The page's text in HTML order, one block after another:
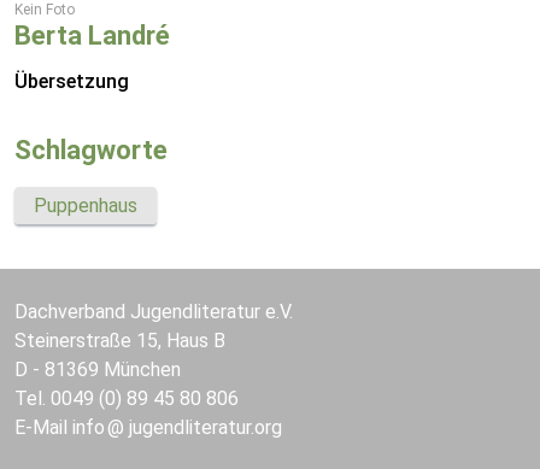
Kein Foto
Berta Landré
Übersetzung
Schlagworte
Puppenhaus
Dachverband Jugendliteratur e.V.
Steinerstraße 15, Haus B
D - 81369 München
Tel. 0049 (0) 89 45 80 806
E-Mail info jugendliteratur.org